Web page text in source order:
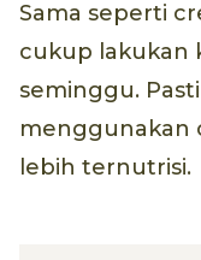
Sama seperti
cukup lakukan
seminggu.
menggunakan
lebih ternutrisi.